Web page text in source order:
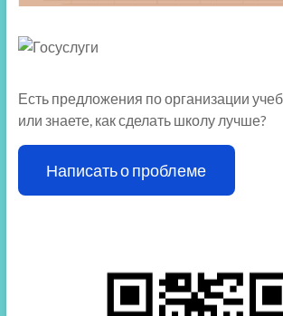
Есть предложения по организации
или знаете, как сделать школу лучше?
Написать о проблеме